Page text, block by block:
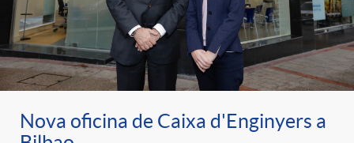
a
t
e
s
Nova oficina de Caixa d'Enginyers a